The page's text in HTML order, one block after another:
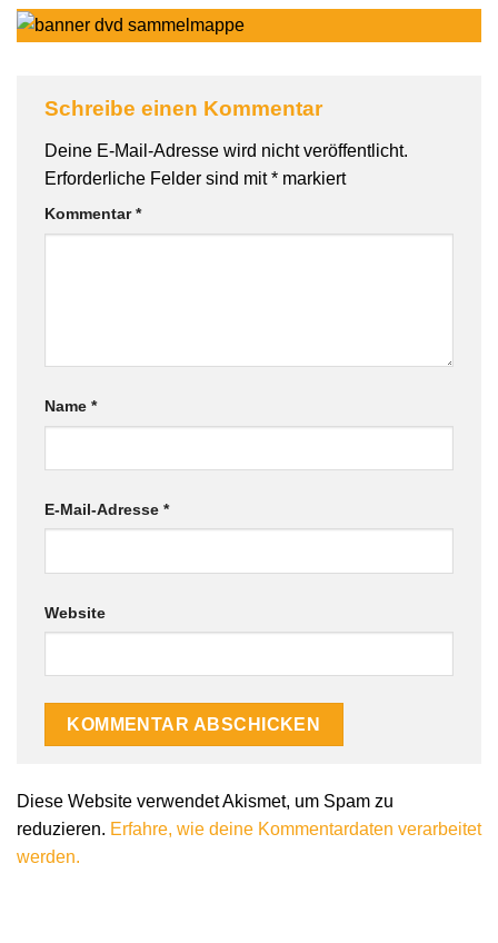
Schreibe einen Kommentar
Deine E-Mail-Adresse wird nicht veröffentlicht.
Erforderliche Felder sind mit* markiert
Kommentar*
Name *
E-Mail-Adresse *
Website
Diese Website verwendet Akismet, um Spam zu
reduzieren. Erfahre, wie deine Kommentardaten verarbeitet
werden.